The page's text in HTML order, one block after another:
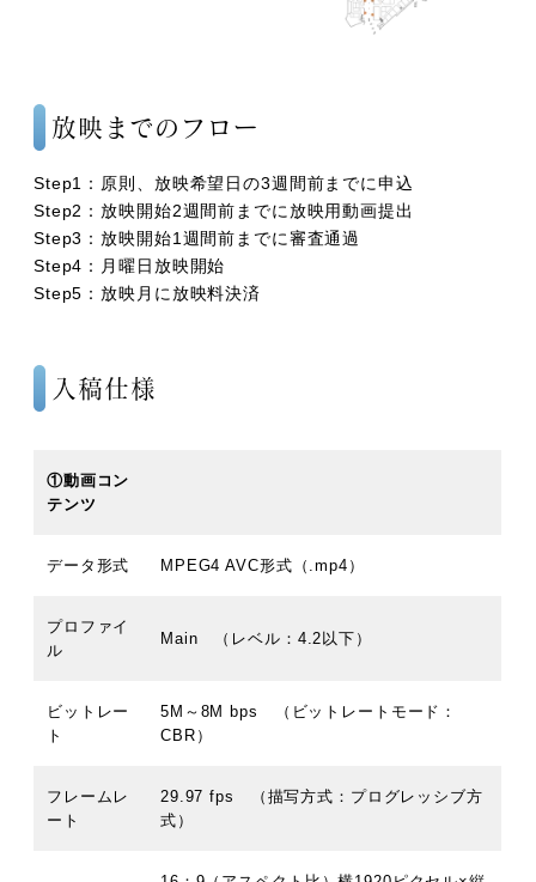
放映までのフロー
Step1：原則、放映希望日の3週間前までに申込
Step2：放映開始2週間前までに放映用動画提出
Step3：放映開始1週間前までに審査通過
Step4：月曜日放映開始
Step5：放映月に放映料決済
入稿仕様
①動画コン
テンツ
データ形式 MPEG4 AVC形式（.mp4）
プロファイ
ル
Main （レベル：4.2以下）
ビットレー
ト
5M～8M bps （ビットレートモード：
CBR）
フレームレ
ート
29.97 fps （描写方式：プログレッシブ方
式）